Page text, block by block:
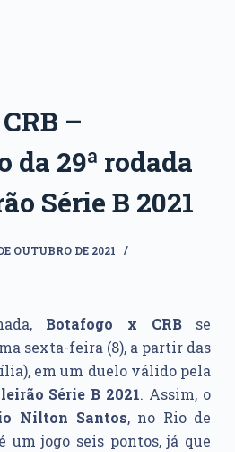
–
da 29ª rodada
Série B 2021
OUTUBRO DE 2021
Botafogo x CRB se
sexta-feira (8), a partir das
em um duelo válido pela
Série B 2021. Assim, o
Nilton Santos, no Rio de
um jogo seis pontos, já que